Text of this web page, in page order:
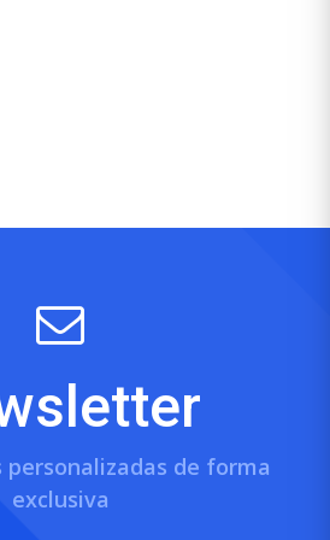
personalizadas de forma
exclusiva